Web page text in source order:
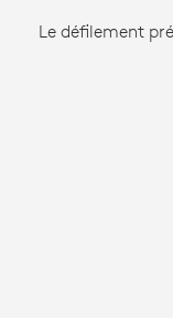
Le défilement